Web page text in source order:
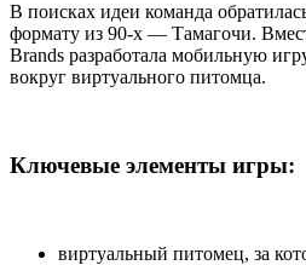
В поисках идеи команда
формату из 90-х — Тамагочи.
Brands разработала мобильную
вокруг виртуального питомца.
Ключевые элементы игры:
виртуальный питомец, за